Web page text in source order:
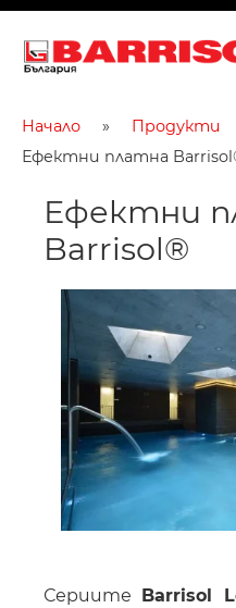
Начало
Продукти
Ефектни платна
Ефектни
Barrisol®
Сериите Barrisol